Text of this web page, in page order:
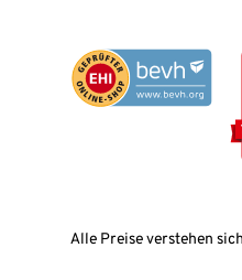
Alle Preise verstehen